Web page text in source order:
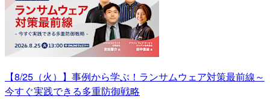
【8/25（火）】事例から学ぶ！ランサムウェア対策最前線～
今すぐ実践できる多重防御戦略